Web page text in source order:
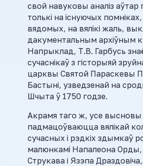
свой навуковы аналіз аўтар
толькі на існуючых помніках,
вядомых, на вялікі жаль,
дакументальным архіўным
Напрыклад, Т.В. Гарбусь
сучаснікаў з гісторыяй
царквы Святой Параскевы
Бастыні, узведзенай на
Шчыта ў 1750 годзе.
Акрамя таго ж, усе высновы
падмацоўваюцца вялікай
сучасных і рэдкіх здымкаў
малюнкамі Напалеона Орды,
Струкава і Язэпа Драздовіча,